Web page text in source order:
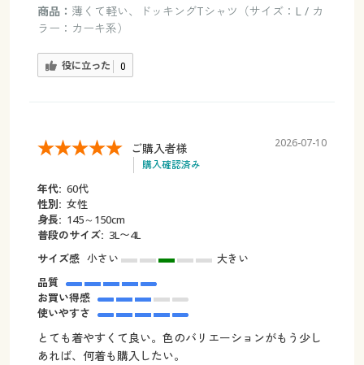
商品： 薄くて軽い、ドッキングTシャツ（サイズ：L / カ
ラー：カーキ系）
役に立った 0
ご購入者様
購入確認済み
2026-07-10
年代: 60代
性別: 女性
身長: 145～150cm
普段のサイズ: 3L〜4L
サイズ感 小さい
大きい
品質
お買い得感
使いやすさ
とても着やすくて良い。色のバリエーションがもう少し
あれば、何着も購入したい。